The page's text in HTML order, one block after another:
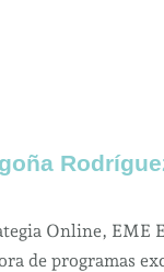
Online, EME
de programas